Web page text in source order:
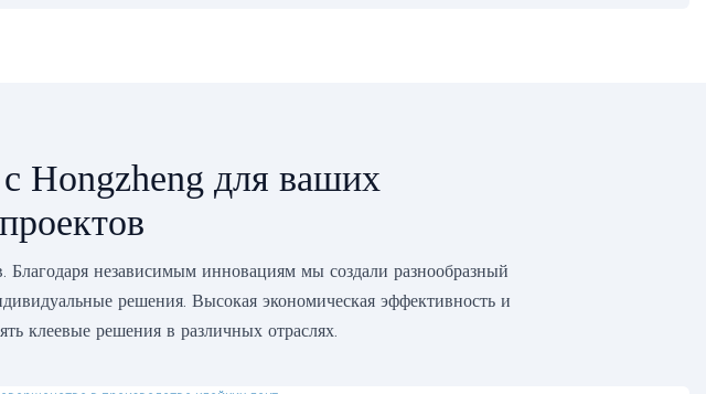
Hongzheng для ваших
независимым инновациям мы создали разнообразный
решения. Высокая экономическая эффективность и
клеевые решения в различных отраслях.